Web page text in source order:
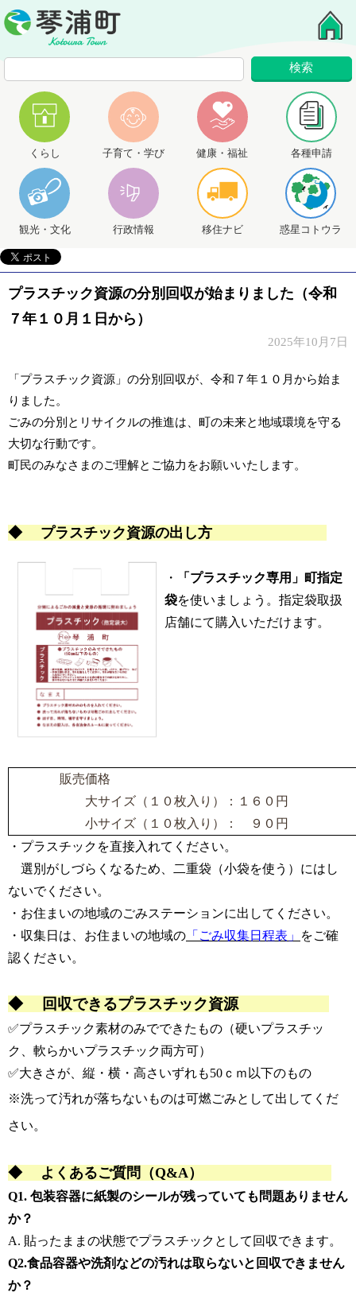
くらし 子育て・学び 健康・福祉 各種申請
観光・文化 行政情報 移住ナビ 惑星コトウラ
プラスチック資源の分別回収が始まりました（令和
７年１０月１日から）
2025年10月7日
「プラスチック資源」の分別回収が、令和７年１０月から始ま
りました。
ごみの分別とリサイクルの推進は、町の未来と地域環境を守る
大切な行動です。
町民のみなさまのご理解とご協力をお願いいたします。
◆ プラスチック資源の出し方
・
「プラスチック専用」町指定
袋を使いましょう。 指定袋取扱
店舗にて購入いただけます。
販売価格
大サイズ（１０枚入り）：１６０円
小サイズ（１０枚入り）： ９０円
・プラスチックを直接入れてください。
選別がしづらくなるため、二重袋（小袋を使う）にはし
ないでく ださい。
・お住まいの地域のごみステーションに出してください。
・収集日は、お住まいの地域の 「ごみ収集日程表」
をご確
認ください。
◆ 回収できるプラスチック資源
✅プラスチック素材のみでできたもの（硬いプラスチッ
ク、軟らかいプラスチック両方可）
✅大きさが、縦・横・高さいずれも50ｃｍ以下のもの
※洗って汚れが落ちないものは可燃ごみとして出してくだ
さい。
◆ よくあるご質問（Q&A）
Q1. 包装容器に紙製のシールが残っていても問題ありません
か？
A. 貼ったままの状態でプラスチックとして回収できます。
Q2.食品容器や洗剤などの汚れは取らないと回収できません
か？